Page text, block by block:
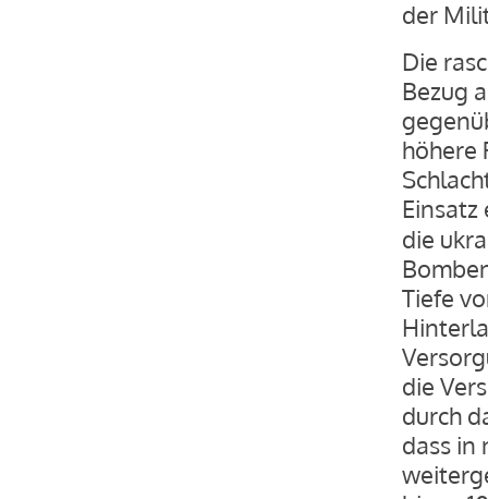
der
Die
Bezug
höhere
die
Tiefe
die
durch
dass in